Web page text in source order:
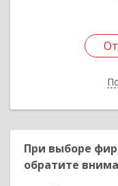
При выборе
обратите